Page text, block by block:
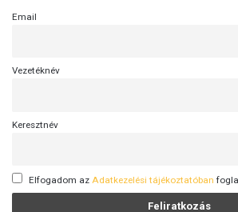
Email
Vezetéknév
Keresztnév
Elfogadom az Adatkezelési tájékoztatóban